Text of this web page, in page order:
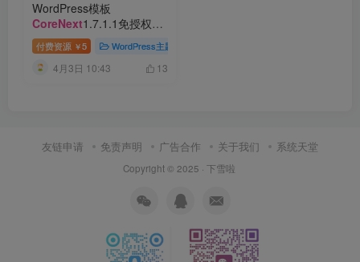
WordPress模板
CoreNext1.7.1.1免授权开
心版
付费资源 ￥5 WordPress主题
4月3日 10:43 13
友链申请 免责声明 广告合作 关于我们 系统天堂
Copyright © 2025 · 下雪啦